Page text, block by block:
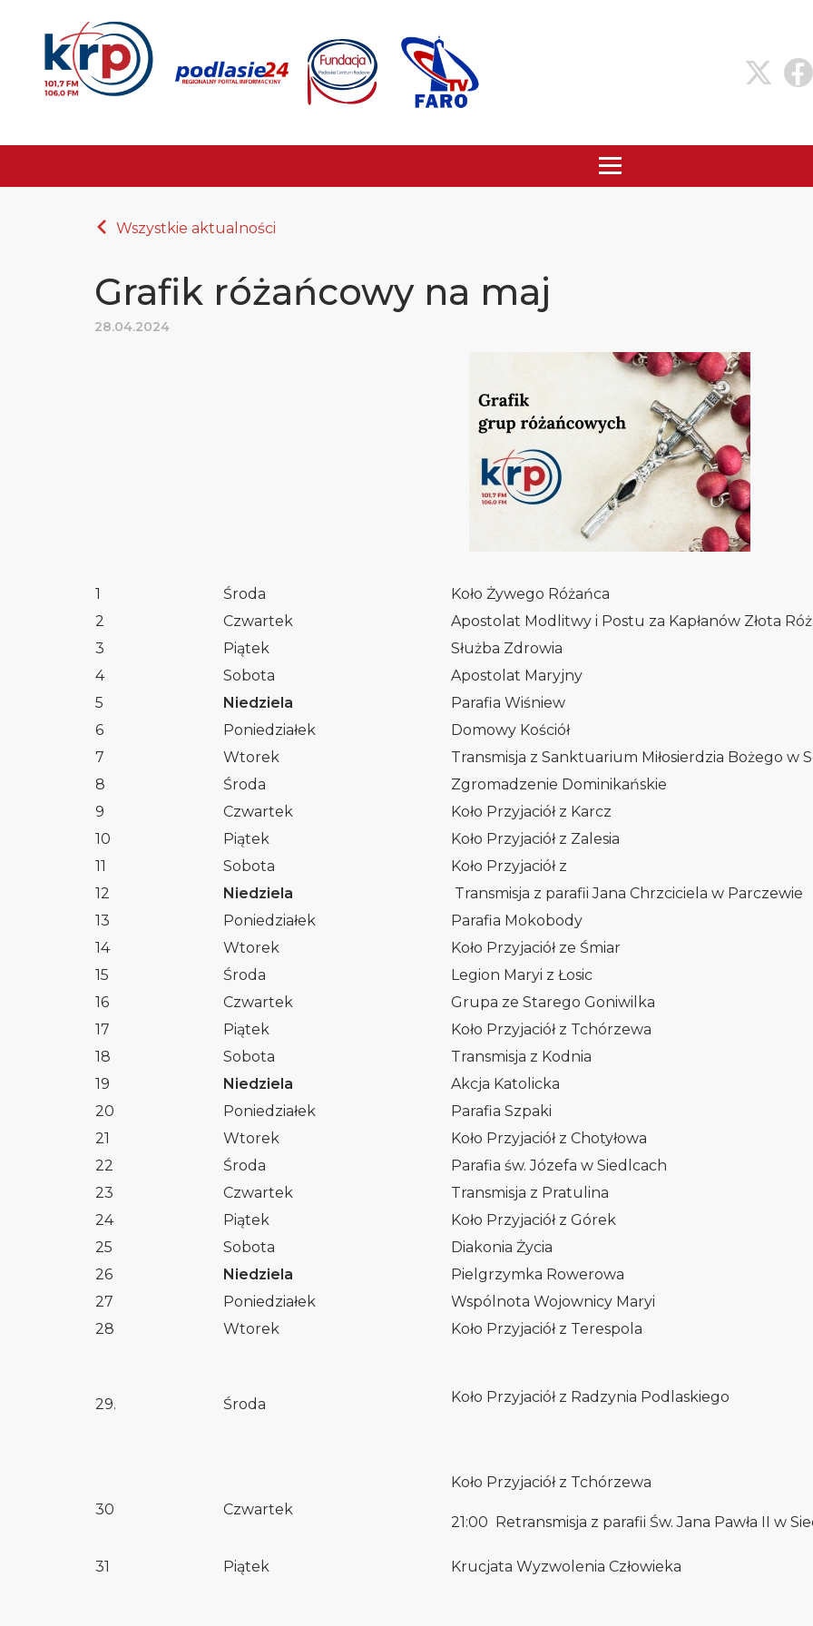
Wszystkie aktualności
Grafik różańcowy na maj
28.04.2024
1 Środa
Koło Żywego Różańca
2
Czwartek
Apostolat Modlitwy i Postu za Kapłanów Złota
3
Piątek
Służba Zdrowia
4
Sobota
Apostolat Maryjny
5
Niedziela
Parafia Wiśniew
6
Poniedziałek
Domowy Kościół
7
Wtorek
Transmisja z Sanktuarium Miłosierdzia Bożego w
8
Środa
Zgromadzenie Dominikańskie
9
Czwartek
Koło Przyjaciół z Karcz
10
Piątek
Koło Przyjaciół z Zalesia
11
Sobota
Koło Przyjaciół z
12
Niedziela
Transmisja z parafii Jana Chrzciciela w Parczewie
13
Poniedziałek
Parafia Mokobody
14
Wtorek
Koło Przyjaciół ze Śmiar
15
Środa
Legion Maryi z Łosic
16
Czwartek
Grupa ze Starego Goniwilka
17
Piątek
Koło Przyjaciół z Tchórzewa
18
Sobota
Transmisja z Kodnia
19
Niedziela
Akcja Katolicka
20
Poniedziałek
Parafia Szpaki
21
Wtorek
Koło Przyjaciół z Chotyłowa
22
Środa
Parafia św. Józefa w Siedlcach
23
Czwartek
Transmisja z Pratulina
24
Piątek
Koło Przyjaciół z Górek
25
Sobota
Diakonia Życia
26
Niedziela
Pielgrzymka Rowerowa
27
Poniedziałek
Wspólnota Wojownicy Maryi
28
Wtorek Koło Przyjaciół z Terespola
29. Środa Koło Przyjaciół z Radzynia Podlaskiego
30 Czwartek
Koło Przyjaciół z Tchórzewa
21:00 Retransmisja z parafii Św. Jana Pawła II w
31 Piątek Krucjata Wyzwolenia Człowieka